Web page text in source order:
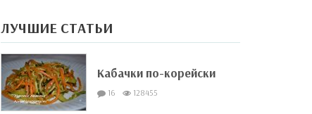
ЛУЧШИЕ СТАТЬИ
Кабачки по-корейски
16 128455